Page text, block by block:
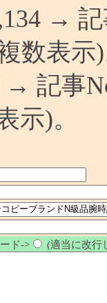
→
数表示
→ 記事
示)。
ド-> (適当に改行